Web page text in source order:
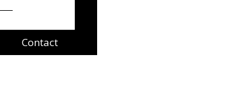
Contact